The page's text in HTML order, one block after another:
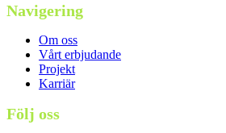
Navigering
Om oss
Vårt erbjudande
Projekt
Karriär
Följ oss